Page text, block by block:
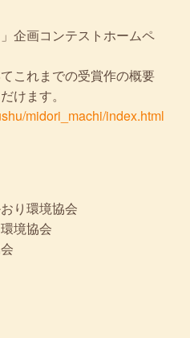
企画コンテストホームペ
これまでの受賞作の概要
けます。
midori_machi/index.html
り環境協会
境協会